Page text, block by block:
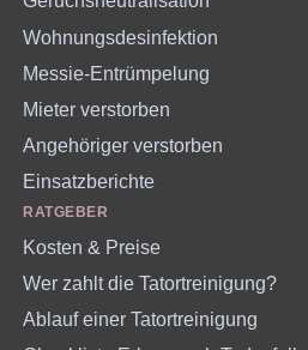
Wohnungsdesinfektion
Messie-Entrümpelung
Mieter verstorben
Angehöriger verstorben
Einsatzberichte
RATGEBER
Kosten & Preise
Wer zahlt die Tatortreinigung?
Ablauf einer Tatortreinigung